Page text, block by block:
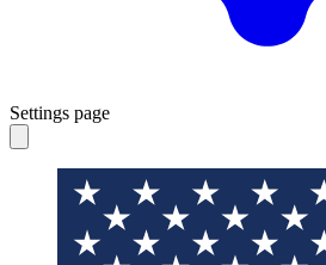
Settings page